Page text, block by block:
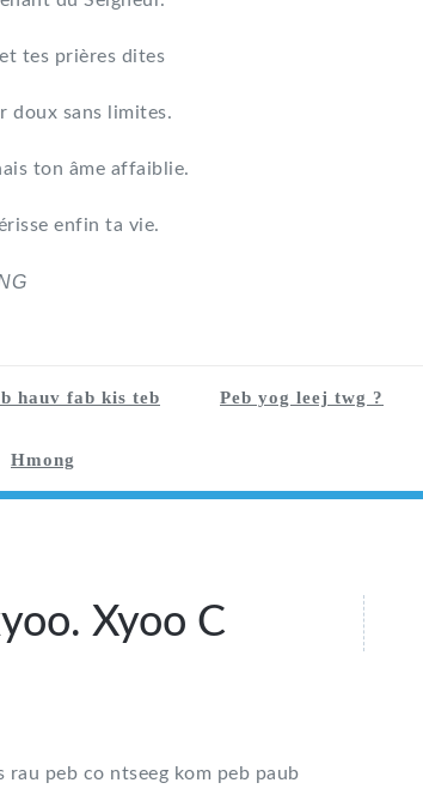
tes prières dites
doux sans limites.
ton âme affaiblie.
enfin ta vie.
hauv fab kis teb Peb yog leej twg ?
Hmong
Xyoo C
rau peb co ntseeg kom peb paub